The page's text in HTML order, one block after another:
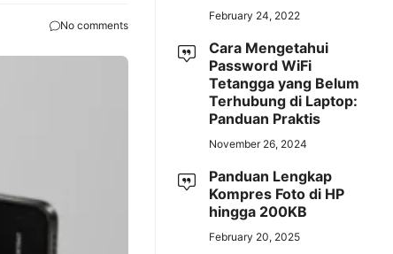
No comments
February 24, 2022
Cara Mengetahui
Password WiFi
Tetangga yang Belum
Terhubung di Laptop:
Panduan Praktis
November 26, 2024
Panduan Lengkap
Kompres Foto di HP
hingga 200KB
February 20, 2025